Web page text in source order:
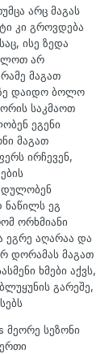
არც მაგას
კი გროვდება
ისე ზედა
არ
მაგათ
დაიდო ბოლო
საკმაოთ
ეგენი
მაგათ
ირჩევენ,
ნაწილს ეგ
ორხმიანი
ეგრე აღარაა და
დორამას მაგათ
ხმები აქვს,
გარეშე,
მეორე სეზონი